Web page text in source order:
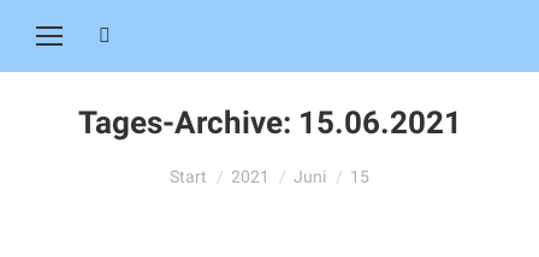
Search:
Tages-Archive: 15.06.2021
Sie befinden sich hier:
Start 2021 Juni 15